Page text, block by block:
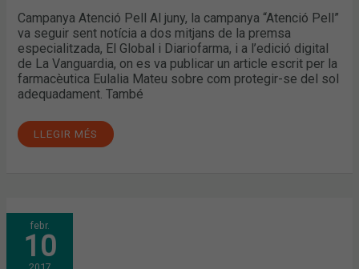
Campanya Atenció Pell Al juny, la campanya “Atenció Pell”
va seguir sent notícia a dos mitjans de la premsa
especialitzada, El Global i Diariofarma, i a l’edició digital
de La Vanguardia, on es va publicar un article escrit per la
farmacèutica Eulalia Mateu sobre com protegir-se del sol
adequadament. També
LLEGIR MÉS
febr.
10
2017
RECOMANACIONS
DEL
FARMACÈUTIC:
PROTECCIÓ
SOLAR